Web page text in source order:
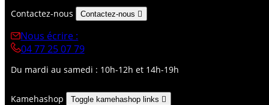
Contactez-nous Contactez-nous 
Nous écrire :
04 77 25 07 79
Du mardi au samedi : 10h-12h et 14h-19h
Kamehashop Toggle kamehashop links 